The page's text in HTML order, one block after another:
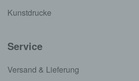
Kunstdrucke
Service
Versand & Lieferung